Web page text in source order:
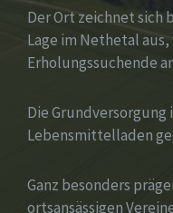
Der Ort zeichnet sich
Lage im Nethetal
Erholungssuchende
Die
Lebensmittelladen
Ganz besonders
ortsansässigen